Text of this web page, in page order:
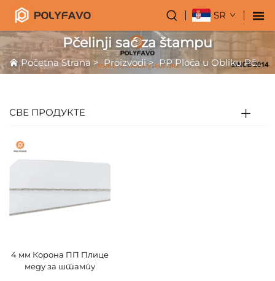
SR
Pčelinji sać za štampu
Početna Strana >Proizvodi>PP Ploča u Obliku Pčelinjeg Sazveza
СВЕ ПРОДУКТЕ
4 мм Корона ПП Плице
меду за штампу